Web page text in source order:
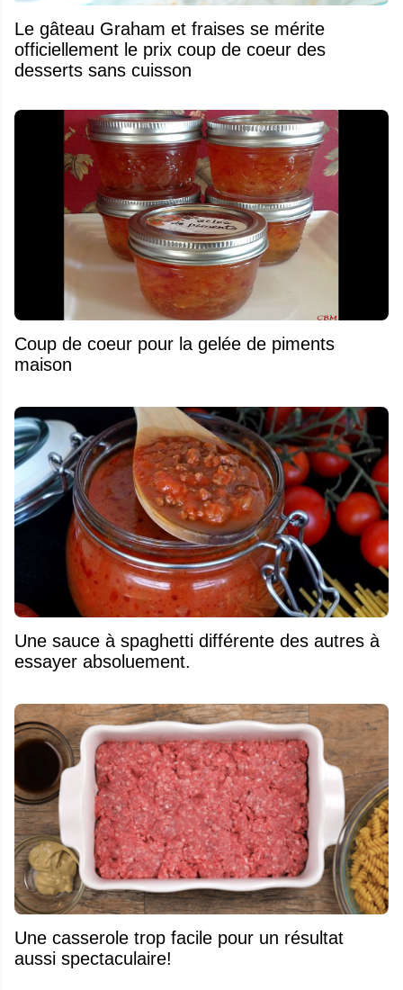
Le gâteau Graham et fraises se mérite
officiellement le prix coup de coeur des
desserts sans cuisson
Coup de coeur pour la gelée de piments
maison
Une sauce à spaghetti différente des autres à
essayer absoluement.
Une casserole trop facile pour un résultat
aussi spectaculaire!